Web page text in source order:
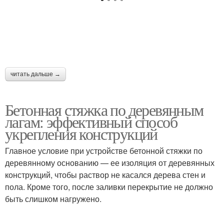
читать дальше →
Бетонная стяжка по деревянным
лагам: эффективный способ
укрепления конструкций
Главное условие при устройстве бетонной стяжки по
деревянному основанию — ее изоляция от деревянных
конструкций, чтобы раствор не касался дерева стен и
пола. Кроме того, после заливки перекрытие не должно
быть слишком нагружено.